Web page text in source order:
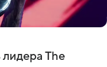
лидера The